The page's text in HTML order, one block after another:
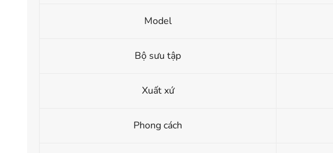
Model
Bộ sưu tập
Xuất xứ
Phong cách